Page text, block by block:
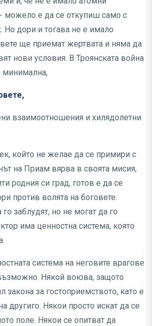
можело е да се откупиш само с
дори и тогава не е имало
ще приемат жертвата и няма да
нови условия. В Троянската война
минимална,
взаимоотношения и хилядолетни
който не желае да се примири с
на Приам вярва в своята мисия,
родния си град, готов е да се
против волята на боговете.
заблудят, но не могат да го
има ценностна система, която
система на неговите врагове
Някой воюва, защото
закона за гостоприемството, като е
другиго. Някои просто искат да се
поле. Някои се опитват да